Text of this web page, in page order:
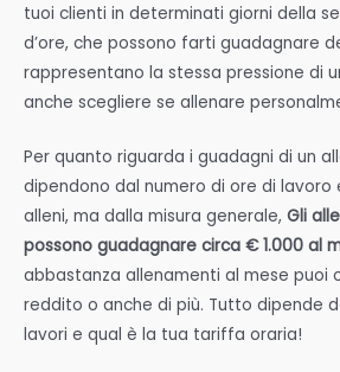
tuoi clienti in determinati giorni della
d’ore, che possono farti guadagnare
rappresentano la stessa pressione di
anche scegliere se allenare
Per quanto riguarda i guadagni di un
dipendono dal numero di ore di lavoro
alleni, ma dalla misura generale, Gli
possono guadagnare circa € 1.000 al
abbastanza allenamenti al mese puoi
reddito o anche di più. Tutto dipende
lavori e qual è la tua tariffa oraria!